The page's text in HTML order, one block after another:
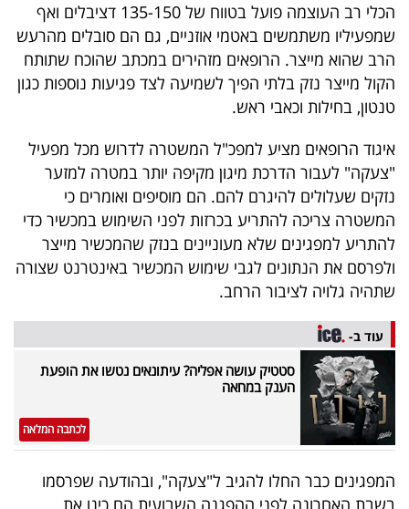
פודקאסט
40
UNDER
40
שיתופי
פעולה
דרושים
ניוזלטרים
מייל
אדום
הכלי רב העוצמה פועל בטווח של 135-150 דציבלים ואף
שמפעיליו משתמשים באטמי אוזניים, גם הם סובלים מהרעש
הרב שהוא מייצר. הרופאים מזהירים במכתב שהוכח שתותח
הקול מייצר נזק בלתי הפיך לשמיעה לצד פגיעות נוספות כגון
טנטון, בחילות וכאבי ראש.
איגוד הרופאים מציע למפכ"ל המשטרה לדרוש מכל מפעיל
"צעקה" לעבור הדרכת מיגון מקיפה יותר במטרה למזער
נזקים שעלולים להיגרם להם. הם מוסיפים ואומרים כי
המשטרה צריכה להתריע בכרזות לפני השימוש במכשיר כדי
להתריע למפגינים שלא מעוניינים בנזק שהמכשיר מייצר
ולפרסם את הנתונים לגבי שימוש המכשיר באינטרנט שצורה
שתהיה גלויה לציבור הרחב.
עוד ב-
סטטיק עושה אפליה? עיתונאים נטשו את הופעת
הענק במחאה
לכתבה המלאה
המפגינים כבר החלו להגיב ל"צעקה", ובהודעה שפרסמו